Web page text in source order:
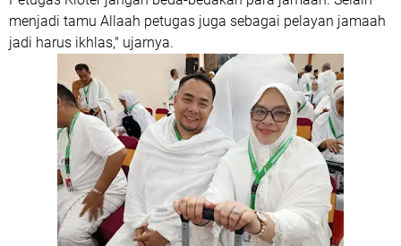
menjadi tamu Allaah petugas juga sebagai pelayan jamaah
jadi harus ikhlas," ujarnya.